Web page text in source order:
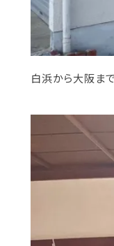
白浜から大阪ま